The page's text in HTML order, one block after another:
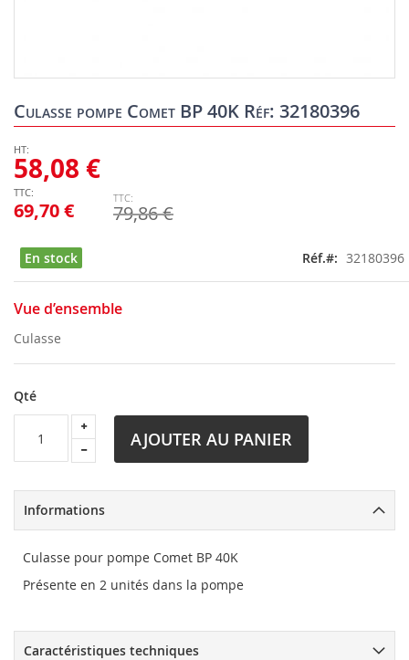
Culasse pompe Comet BP 40K Réf: 32180396
69,70 €
58,08 €
79,86 €
En stock Réf. 32180396
Vue d’ensemble
Culasse
Qté
AJOUTER AU PANIER
to
the
of
the
images
gallery
Informations
Culasse pour pompe Comet BP 40K
Présente en 2 unités dans la pompe
Caractéristiques techniques